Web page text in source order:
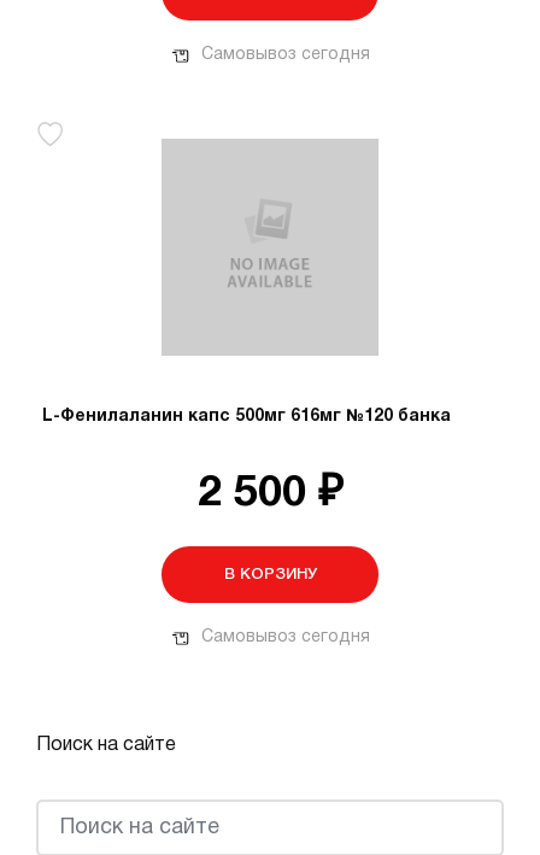
Самовывоз сегодня
L-Фенилаланин капс 500мг 616мг №120 банка
2 500 ₽
В КОРЗИНУ
Самовывоз сегодня
Поиск на сайте